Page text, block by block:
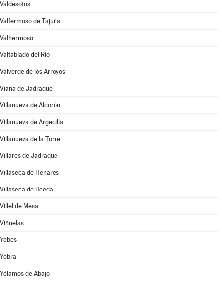
Valdesotos
Valfermoso de Tajuña
Valhermoso
Valtablado del Río
Valverde de los Arroyos
Viana de Jadraque
Villanueva de Alcorón
Villanueva de Argecilla
Villanueva de la Torre
Villares de Jadraque
Villaseca de Henares
Villaseca de Uceda
Villel de Mesa
Viñuelas
Yebes
Yebra
Yélamos de Abajo